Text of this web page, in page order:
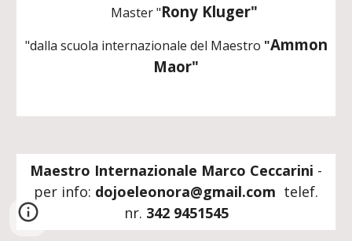
Master "Rony Kluger"
"dalla scuola internazionale del Maestro "Ammon
Maor"
Maestro Internazionale Marco Ceccarini -
per info: dojoeleonora@gmail.com telef.
nr. 342 9451545